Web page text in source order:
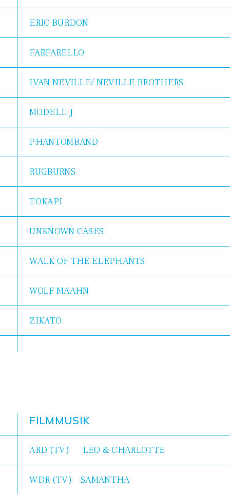
ERIC BURDON
FARFARELLO
IVAN NEVILLE/ NEVILLE BROTHERS
MODELL J
PHANTOMBAND
RUGBURNS
TOKAPI
UNKNOWN CASES
WALK OF THE ELEPHANTS
WOLF MAAHN
ZIKATO
FILMMUSIK
ARD (TV) LEO & CHARLOTTE
WDR (TV) SAMANTHA